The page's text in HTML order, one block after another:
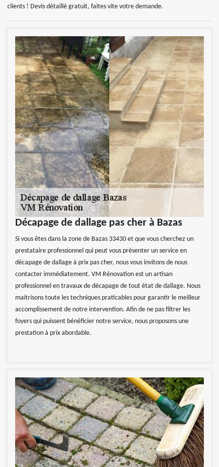
clients ! Devis détaillé gratuit, faites vite votre demande.
Décapage de dallage pas cher à Bazas
Si vous êtes dans la zone de Bazas 33430 et que vous cherchez un
prestataire professionnel qui peut vous présenter un service en
décapage de dallage à prix pas cher, nous vous invitons de nous
contacter immédiatement. VM Rénovation est un artisan
professionnel en travaux de décapage de tout état de dallage. Nous
maitrisons toute les techniques praticables pour garantir le meilleur
accomplissement de notre intervention. Afin de ne pas filtrer les
foyers qui puissent bénéficier notre service, nous proposons une
prestation à prix abordable.